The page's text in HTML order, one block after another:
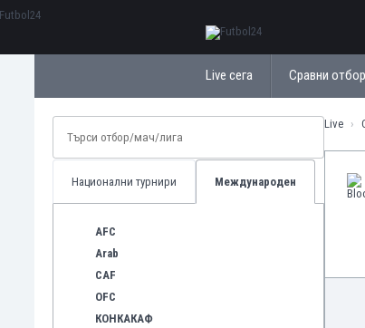
Live сега Сравни
Национални турнири Международен
AFC
Arab
CAF
OFC
КОНКАКАФ
Live